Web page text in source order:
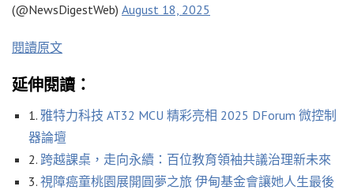
(@NewsDigestWeb) August 18, 2025
閱讀原文
延伸閱讀：
1. 雅特力科技 AT32 MCU 精彩亮相 2025 DForum 微控制
器論壇
2. 跨越課桌，走向永續：百位教育領袖共議治理新未來
3. 視障癌童桃園展開圓夢之旅 伊甸基金會讓她人生最後